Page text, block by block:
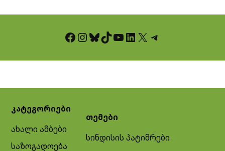
Facebook InstagramBluesky TikTok YouTube LinkedIn X Telegram
კატეგორიები
ახალი ამბები
საზოგადოება
თემები
სინდისის პატიმრები